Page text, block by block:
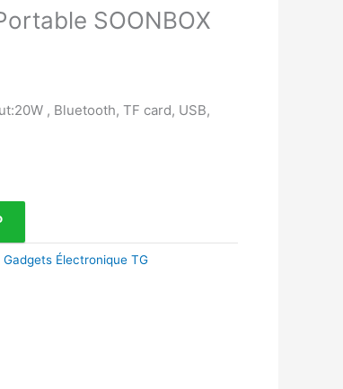
SOONBOX
, Bluetooth, TF card, USB,
Gadgets Électronique TG